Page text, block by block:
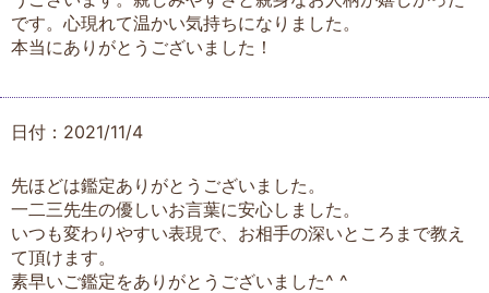
です。心現れて温かい気持ちになりました。
本当にありがとうございました！
日付：2021/11/4
先ほどは鑑定ありがとうございました。
一二三先生の優しいお言葉に安心しました。
いつも変わりやすい表現で、お相手の深いところまで教え
て頂けます。
素早いご鑑定をありがとうございました^ ^